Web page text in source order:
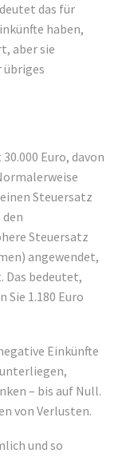
das für
haben,
aber sie
übriges
Euro, davon
Steuersatz
den
Steuersatz
angewendet,
Das bedeutet,
1.180 Euro
Einkünfte
– bis auf Null.
von Verlusten.
und so